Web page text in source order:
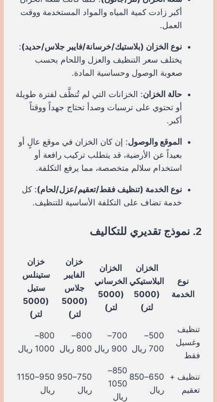
أكبر زادت كمية المياه والمواد المستخدمة ووقت
العمل.
نوع الخزان (بلاستيك/خرسانة/فايبر جلاس/حديد):
يختلف سعر التنظيف والعزل واللحام بحسب
صعوبة الوصول وحساسية المادة.
حالة الخزان: الخزانات التي لم تُنظَّف لفترة طويلة
أو تحتوي على ترسبات وصدأ تحتاج جهداً ووقتاً
أكبر.
الموقع والوصول: إن كان الخزان في موقع عالٍ أو
بعيداً عن الأرضية، قد يتطلب تركيب رافعة أو
استخدام سلالم متخصصة، مما يرفع التكلفة.
نوع الخدمة (تنظيف فقط/تعقيم/عزل/لحام): كل
خدمة تضاف على التكلفة الأساسية للتنظيف.
2. نموذج تقديري للتكاليف
نوع
الخدمة
الخزان
البلاستيكي
(5000
لتر)
الخزان
الخرساني
(5000
لتر)
خزان
الفايبر
جلاس
(5000
لتر)
خزان
ستينلس
ستيل
(5000
لتر)
تنظيف
وغسيل
فقط
500–
700 ريال
700–
900 ريال
600–
800 ريال
800–
1000 ريال
تنظيف +
تعقيم
650–850
ريال
850–
1050
ريال
750–950
ريال
950–1150
ريال